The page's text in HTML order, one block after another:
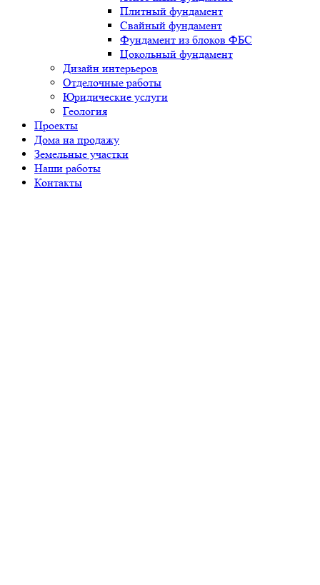
Плитный фундамент
Свайный фундамент
Фундамент из блоков ФБС
Цокольный фундамент
Дизайн интерьеров
Отделочные работы
Юридические услуги
Геология
Проекты
Дома на продажу
Земельные участки
Наши работы
Контакты